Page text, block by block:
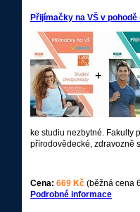
Přijímačky na VŠ v pohodě
ke studiu nezbytné. Fakulty
přírodovědecké, zdravozně
Cena: 669 Kč (běžná cena
Podrobné informace